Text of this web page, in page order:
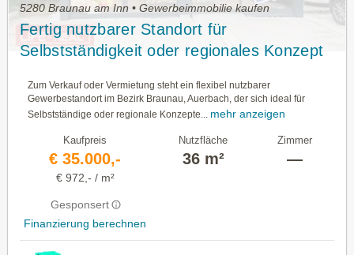
5280 Braunau am Inn • Gewerbeimmobilie kaufen
Fertig nutzbarer Standort für
Selbstständigkeit oder regionales Konzept
Zum Verkauf oder Vermietung steht ein flexibel nutzbarer
Gewerbestandort im Bezirk Braunau, Auerbach, der sich ideal für
Selbstständige oder regionale Konzepte... mehr anzeigen
Kaufpreis
€ 35.000,-
€ 972,- / m²
Gesponsert
Finanzierung berechnen
Nutzfläche
36 m²
Zimmer
—